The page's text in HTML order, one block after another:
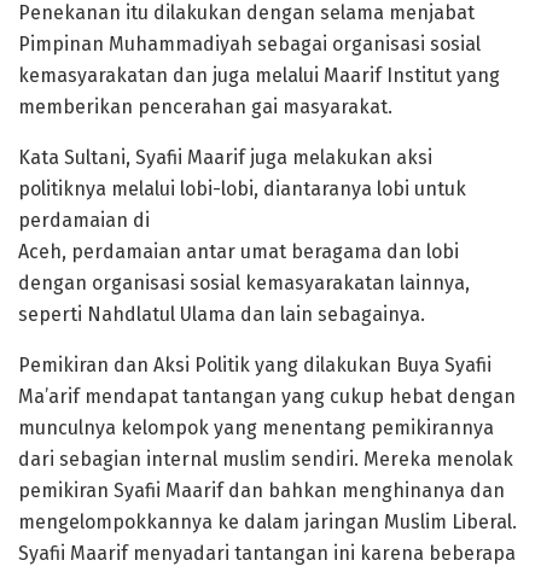
Penekanan itu dilakukan dengan selama menjabat
Pimpinan Muhammadiyah sebagai organisasi sosial
kemasyarakatan dan juga melalui Maarif Institut yang
memberikan pencerahan gai masyarakat.
Kata Sultani, Syafii Maarif juga melakukan aksi
politiknya melalui lobi-lobi, diantaranya lobi untuk
perdamaian di
Aceh, perdamaian antar umat beragama dan lobi
dengan organisasi sosial kemasyarakatan lainnya,
seperti Nahdlatul Ulama dan lain sebagainya.
Pemikiran dan Aksi Politik yang dilakukan Buya Syafii
Ma’arif mendapat tantangan yang cukup hebat dengan
munculnya kelompok yang menentang pemikirannya
dari sebagian internal muslim sendiri. Mereka menolak
pemikiran Syafii Maarif dan bahkan menghinanya dan
mengelompokkannya ke dalam jaringan Muslim Liberal.
Syafii Maarif menyadari tantangan ini karena beberapa